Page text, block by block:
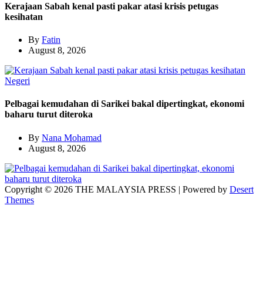
Kerajaan Sabah kenal pasti pakar atasi krisis petugas
kesihatan
By Fatin
August 8, 2026
Negeri
Pelbagai kemudahan di Sarikei bakal dipertingkat, ekonomi
baharu turut diteroka
By Nana Mohamad
August 8, 2026
Copyright © 2026 THE MALAYSIA PRESS | Powered by Desert
Themes